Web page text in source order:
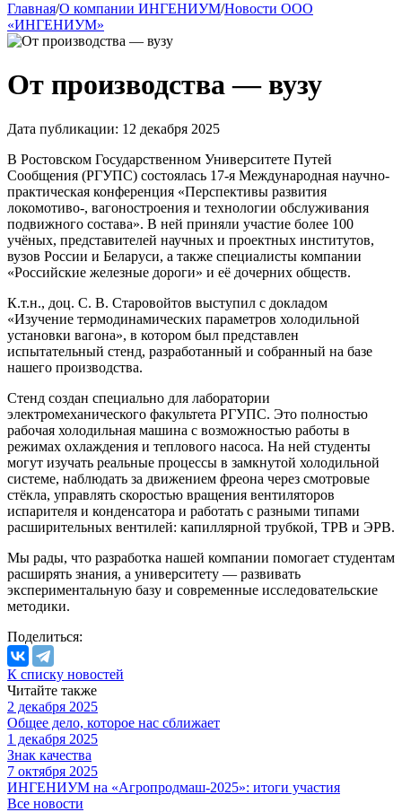
Главная/О компании ИНГЕНИУМ/Новости ООО
«ИНГЕНИУМ»
От производства — вузу
Дата публикации: 12 декабря 2025
В Ростовском Государственном Университете Путей
Сообщения (РГУПС) состоялась 17-я Международная научно-
практическая конференция «Перспективы развития
локомотиво-, вагоностроения и технологии обслуживания
подвижного состава». В ней приняли участие более 100
учёных, представителей научных и проектных институтов,
вузов России и Беларуси, а также специалисты компании
«Российские железные дороги» и её дочерних обществ.
К.т.н., доц. С. В. Старовойтов выступил с докладом
«Изучение термодинамических параметров холодильной
установки вагона», в котором был представлен
испытательный стенд, разработанный и собранный на базе
нашего производства.
Стенд создан специально для лаборатории
электромеханического факультета РГУПС. Это полностью
рабочая холодильная машина с возможностью работы в
режимах охлаждения и теплового насоса. На ней студенты
могут изучать реальные процессы в замкнутой холодильной
системе, наблюдать за движением фреона через смотровые
стёкла, управлять скоростью вращения вентиляторов
испарителя и конденсатора и работать с разными типами
расширительных вентилей: капиллярной трубкой, ТРВ и ЭРВ.
Мы рады, что разработка нашей компании помогает студентам
расширять знания, а университету — развивать
экспериментальную базу и современные исследовательские
методики.
Поделиться:
К списку новостей
Читайте также
2 декабря 2025
Общее дело, которое нас сближает
1 декабря 2025
Знак качества
7 октября 2025
ИНГЕНИУМ на «Агропродмаш-2025»: итоги участия
Все новости